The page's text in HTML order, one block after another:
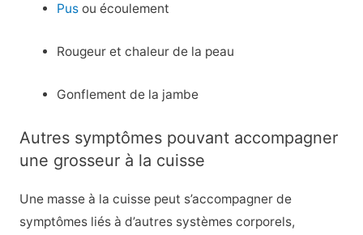
Pus ou écoulement
Rougeur et chaleur de la peau
Gonflement de la jambe
Autres symptômes pouvant accompagner
une grosseur à la cuisse
Une masse à la cuisse peut s’accompagner de
symptômes liés à d’autres systèmes corporels,